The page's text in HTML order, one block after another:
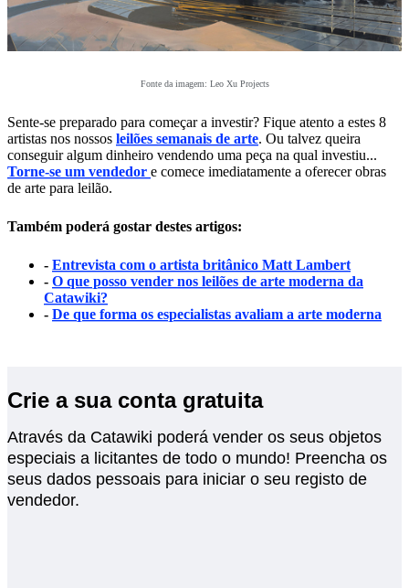
Fonte da imagem: Leo Xu Projects
Sente-se preparado para começar a investir? Fique atento a estes 8
artistas nos nossos leilões semanais de arte. Ou talvez queira
conseguir algum dinheiro vendendo uma peça na qual investiu...
Torne-se um vendedor e comece imediatamente a oferecer obras
de arte para leilão.
Também poderá gostar destes artigos:
- Entrevista com o artista britânico Matt Lambert
- O que posso vender nos leilões de arte moderna da
Catawiki?
- De que forma os especialistas avaliam a arte moderna
Crie a sua conta gratuita
Através da Catawiki poderá vender os seus objetos
especiais a licitantes de todo o mundo! Preencha os
seus dados pessoais para iniciar o seu registo de
vendedor.